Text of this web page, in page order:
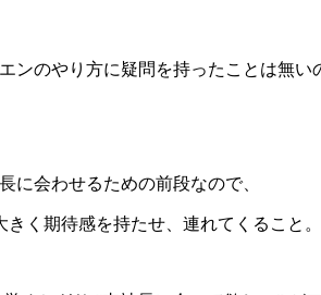
ンのやり方に疑問を持ったことは無い
に会わせるための前段なので、
きく期待感を持たせ、連れてくること。